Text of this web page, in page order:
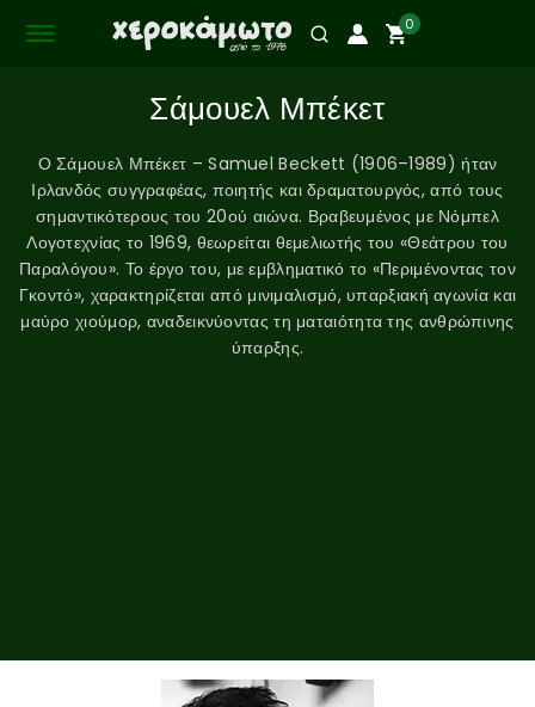
0
Σάμουελ Μπέκετ
Ο Σάμουελ Μπέκετ – Samuel Beckett (1906–1989) ήταν
Ιρλανδός συγγραφέας, ποιητής και δραματουργός, από τους
σημαντικότερους του 20ού αιώνα. Βραβευμένος με Νόμπελ
Λογοτεχνίας το 1969, θεωρείται θεμελιωτής του «Θεάτρου του
Παραλόγου». Το έργο του, με εμβληματικό το «Περιμένοντας τον
Γκοντό», χαρακτηρίζεται από μινιμαλισμό, υπαρξιακή αγωνία και
μαύρο χιούμορ, αναδεικνύοντας τη ματαιότητα της ανθρώπινης
ύπαρξης.